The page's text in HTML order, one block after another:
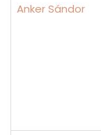
Anker Sándor